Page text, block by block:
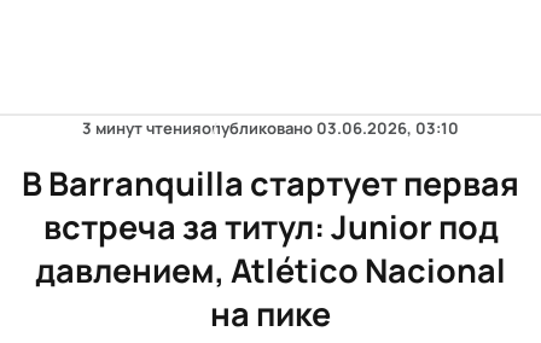
3 минут чтенияопубликовано 03.06.2026, 03:10
В Barranquilla стартует первая
встреча за титул: Junior под
давлением, Atlético Nacional
на пике